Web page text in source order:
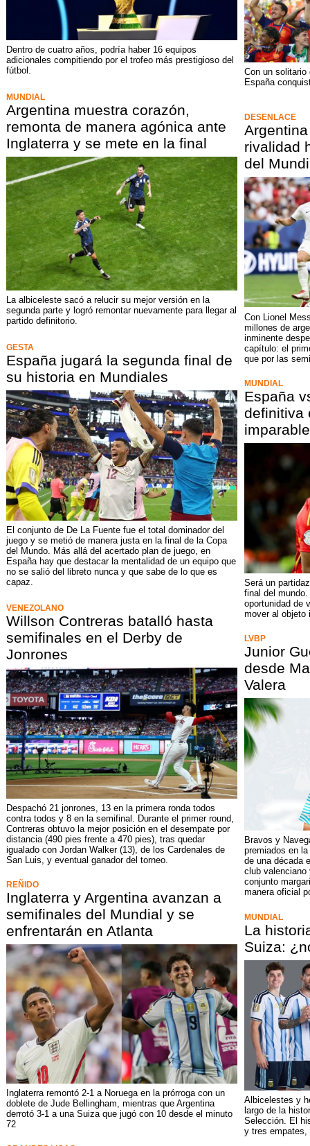
Dentro de cuatro años, podría haber 16 equipos
adicionales compitiendo por el trofeo más prestigioso del
fútbol.
MUNDIAL
Argentina muestra corazón,
remonta de manera agónica ante
Inglaterra y se mete en la final
La albiceleste sacó a relucir su mejor versión en la
segunda parte y logró remontar nuevamente para llegar al
partido definitorio.
GESTA
España jugará la segunda final de
su historia en Mundiales
El conjunto de De La Fuente fue el total dominador del
juego y se metió de manera justa en la final de la Copa
del Mundo. Más allá del acertado plan de juego, en
España hay que destacar la mentalidad de un equipo que
no se salió del libreto nunca y que sabe de lo que es
capaz.
VENEZOLANO
Willson Contreras batalló hasta
semifinales en el Derby de
Jonrones
Despachó 21 jonrones, 13 en la primera ronda todos
contra todos y 8 en la semifinal. Durante el primer round,
Contreras obtuvo la mejor posición en el desempate por
distancia (490 pies frente a 470 pies), tras quedar
igualado con Jordan Walker (13), de los Cardenales de
San Luis, y eventual ganador del torneo.
REÑIDO
Inglaterra y Argentina avanzan a
semifinales del Mundial y se
enfrentarán en Atlanta
Inglaterra remontó 2-1 a Noruega en la prórroga con un
doblete de Jude Bellingham, mientras que Argentina
derrotó 3-1 a una Suiza que jugó con 10 desde el minuto
72
Con un solitario
España
DESENLACE
rivalidad
del
Con Lionel
millones de
inminente
capítulo: el
que por las
MUNDIAL
España
definitiva
Será un
final del
oportunidad de
mover al objeto
LVBP
Junior
desde
Valera
Bravos y
premiados en
de una década
club valenciano
conjunto
manera oficial
MUNDIAL
La
Suiza:
Albicelestes y
largo de la
Selección. El
y tres